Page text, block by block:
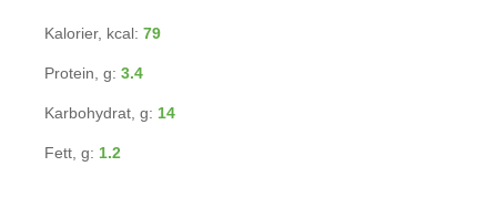
Kalorier, kcal: 79
Protein, g: 3.4
Karbohydrat, g: 14
Fett, g: 1.2